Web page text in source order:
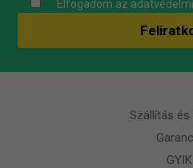
Elfogadom az
Szállítás
GYIK